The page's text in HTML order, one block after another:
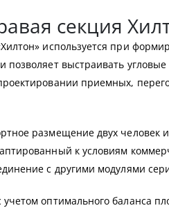
секция
используется при
позволяет выстраивать
приемных,
размещение двух человек
к условиям
с другими модулями
оптимального баланса